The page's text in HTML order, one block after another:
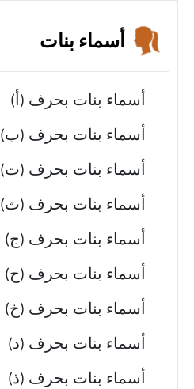
أسماء بنات
أسماء بنات بحرف (أ)
أسماء بنات بحرف (ب)
أسماء بنات بحرف (ت)
أسماء بنات بحرف (ث)
أسماء بنات بحرف (ج)
أسماء بنات بحرف (ح)
أسماء بنات بحرف (خ)
أسماء بنات بحرف (د)
أسماء بنات بحرف (ذ)